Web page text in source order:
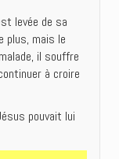
levée de sa
plus, mais le
il souffre
à croire
pouvait lui